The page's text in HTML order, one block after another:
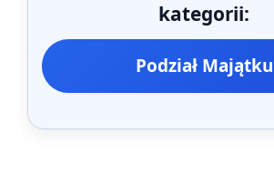
kategorii:
Podział Majątku